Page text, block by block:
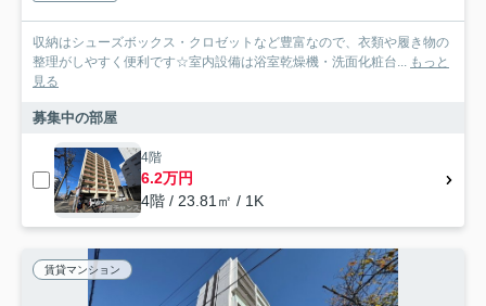
収納はシューズボックス・クロゼットなど豊富なので、衣類や履き物の
整理がしやすく便利です☆室内設備は浴室乾燥機・洗面化粧台... もっと
見る
募集中の部屋
4階
6.2万円
4階 / 23.81㎡ / 1K
賃貸マンション